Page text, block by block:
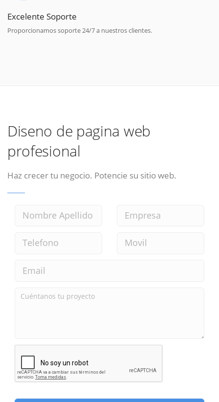
Excelente Soporte
Proporcionamos soporte 24/7 a nuestros clientes.
Diseno de pagina web
profesional
Haz crecer tu negocio. Potencie su sitio web.